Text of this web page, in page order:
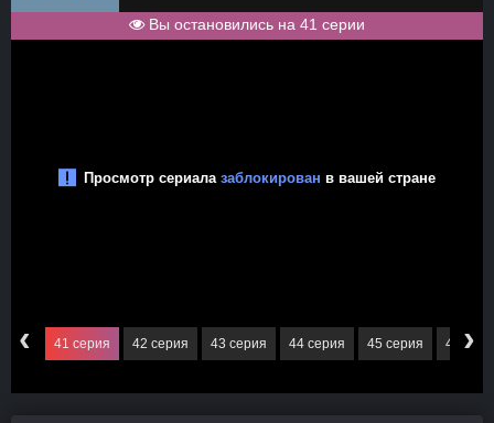
Вы остановились на 41 серии
‹ 41 серия 42 серия 43 серия 44 серия 45 серия 46 ›